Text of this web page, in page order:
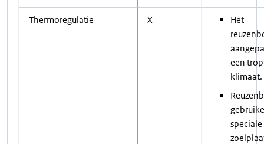
Thermoregulatie X
Het
een
klimaat.
speciale